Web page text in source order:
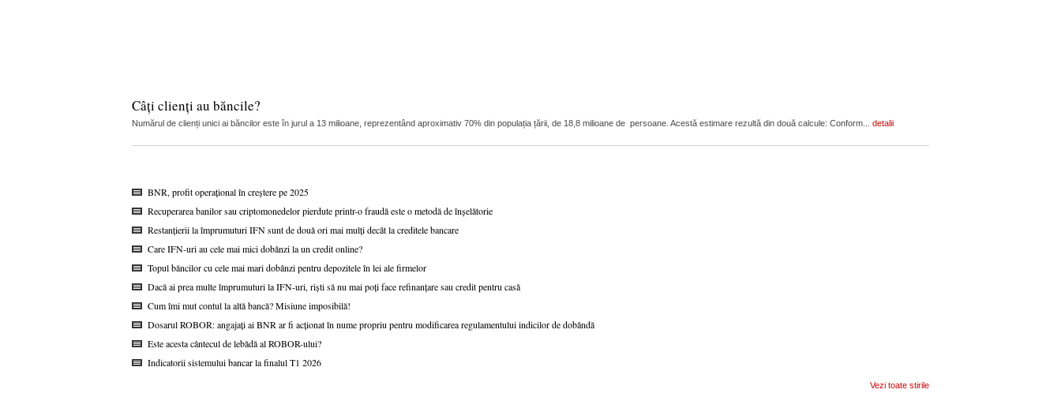
Câți clienți au băncile?
Numărul de clienți unici ai băncilor este în jurul a 13 milioane, reprezentând aproximativ 70% din populația țării, de 18,8 milioane de persoane. Acestă estimare rezultă din două calcule: Conform... detalii
BNR, profit operațional în creștere pe 2025
Recuperarea banilor sau criptomonedelor pierdute printr-o fraudă este o metodă de înșelătorie
Restanțierii la împrumuturi IFN sunt de două ori mai mulți decât la creditele bancare
Care IFN-uri au cele mai mici dobânzi la un credit online?
Topul băncilor cu cele mai mari dobânzi pentru depozitele în lei ale firmelor
Dacă ai prea multe împrumuturi la IFN-uri, riști să nu mai poți face refinanțare sau credit pentru casă
Cum îmi mut contul la altă bancă? Misiune imposibilă!
Dosarul ROBOR: angajați ai BNR ar fi acționat în nume propriu pentru modificarea regulamentului indicilor de dobândă
Este acesta cântecul de lebădă al ROBOR-ului?
Indicatorii sistemului bancar la finalul T1 2026
Vezi toate stirile